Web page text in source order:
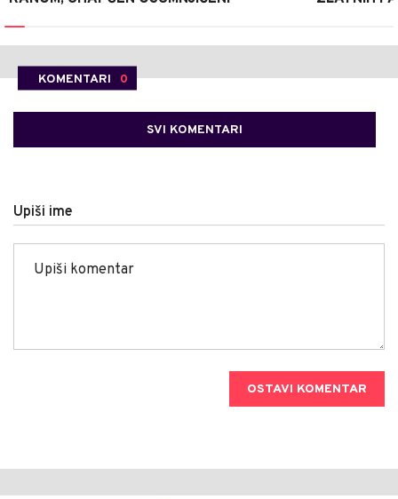
KOMENTARI 0
SVI KOMENTARI
Upiši ime
OSTAVI KOMENTAR